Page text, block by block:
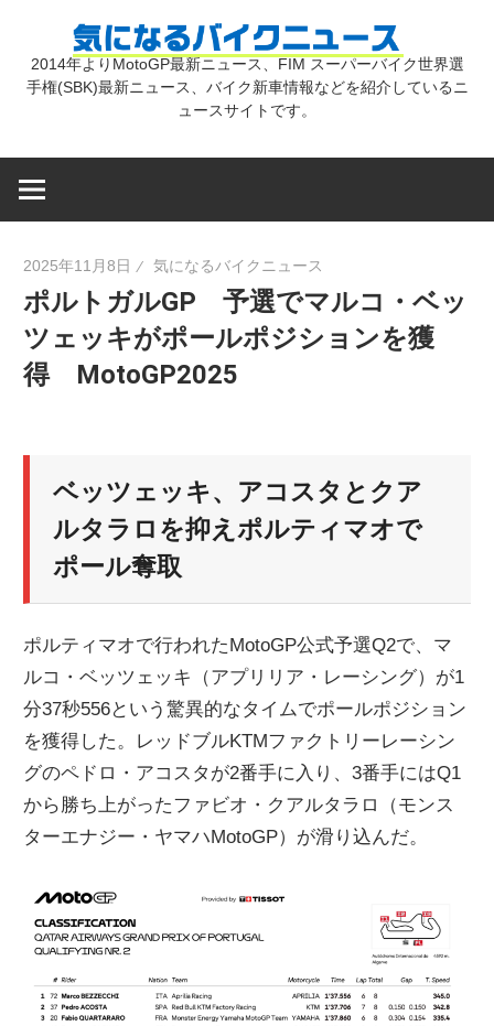
気
バ
ニ
ュ
ー
ス
2014年よりMotoGP最新ニュース、FIM スーパーバイク世界選
手権(SBK)最新ニュース、バイク新車情報などを紹介しているニ
ュースサイトです。
2025年11月8日 気になるバイクニュース
ポルトガルGP 予選でマルコ・ベッ
ツェッキがポールポジションを獲
得 MotoGP2025
ベッツェッキ、アコスタとクア
ルタラロを抑えポルティマオで
ポール奪取
ポルティマオで行われたMotoGP公式予選Q2で、マ
ルコ・ベッツェッキ（アプリリア・レーシング）が1
分37秒556という驚異的なタイムでポールポジション
を獲得した。レッドブルKTMファクトリーレーシン
グのペドロ・アコスタが2番手に入り、3番手にはQ1
から勝ち上がったファビオ・クアルタラロ（モンス
ターエナジー・ヤマハMotoGP）が滑り込んだ。